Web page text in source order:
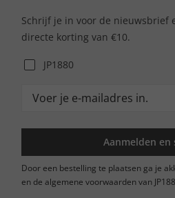
Schrijf je in voor de nieuwsbrief
directe korting van €10.
JP1880
Aanmelden en
Door een bestelling te plaatsen ga je
en de algemene voorwaarden van